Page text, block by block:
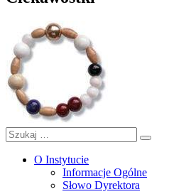
Szukaj:
Szukaj
O Instytucie
Informacje Ogólne
Słowo Dyrektora